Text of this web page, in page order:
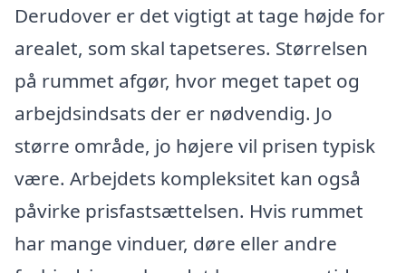
Derudover er det vigtigt at tage højde for
arealet, som skal tapetseres. Størrelsen
på rummet afgør, hvor meget tapet og
arbejdsindsats der er nødvendig. Jo
større område, jo højere vil prisen typisk
være. Arbejdets kompleksitet kan også
påvirke prisfastsættelsen. Hvis rummet
har mange vinduer, døre eller andre